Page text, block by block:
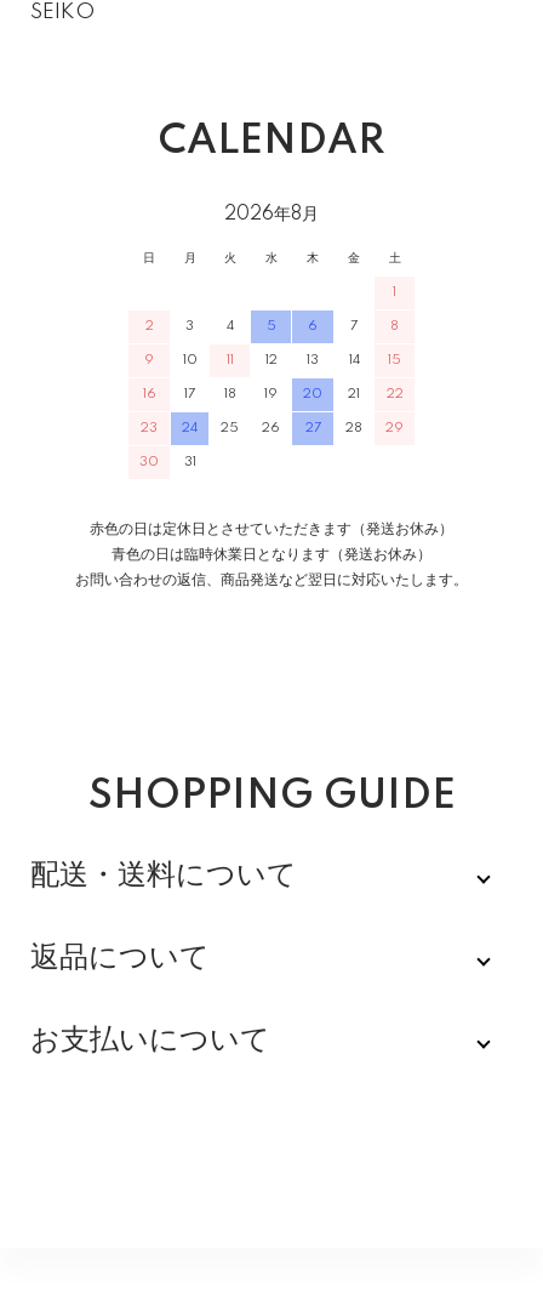
SEIKO
CALENDAR
2026年8月
日 月 火 水 木 金 土
1
2 3 4 5 6 7 8
9 10 11 12 13 14 15
16 17 18 19 20 21 22
23 24 25 26 27 28 29
30 31
赤色の日は定休日とさせていただきます（発送お休み）
青色の日は臨時休業日となります（発送お休み）
お問い合わせの返信、商品発送など翌日に対応いたします。
SHOPPING GUIDE
配送・送料について
佐川急便
全品送料無料にてお届けいたします。
※配達時間を指定できない地域（郡部以下は時間指定不
返品について
不良品
お支払いについて